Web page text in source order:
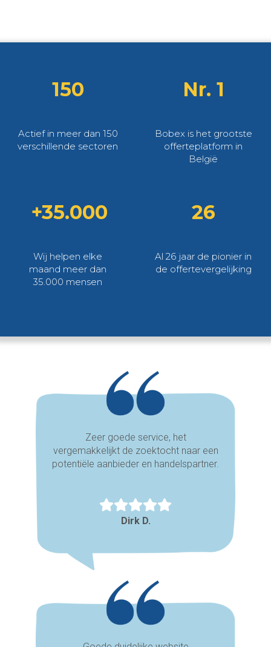
150
Actief in meer dan 150
verschillende sectoren
Nr. 1
Bobex is het grootste
offerteplatform in
België
+35.000
Wij helpen elke
maand meer dan
35.000 mensen
26
Al 26 jaar de pionier in
de offertevergelijking
Zeer goede service, het
vergemakkelijkt de zoektocht naar een
potentiële aanbieder en handelspartner.
Dirk D.